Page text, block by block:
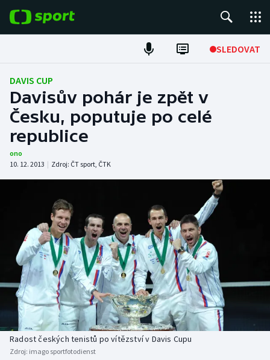
SLEDOVAT
Fotbal
Hokej
Tenis
Atletika
DALŠÍ SPORTY
Americký fotbal
Baseball a softbal
Basketbal
Biatlon
NEPŘEHLÉDNĚTE
Soutěže
Historické návraty
Aplikace ČT sport
DAVIS CUP
Davisův pohár je zpět v
Česku, poputuje po celé
republice
ono
10. 12. 2013 | Zdroj: ČT sport, ČTK
Radost českých tenistů po vítězství v Davis Cupu
Zdroj: imago sportfotodienst